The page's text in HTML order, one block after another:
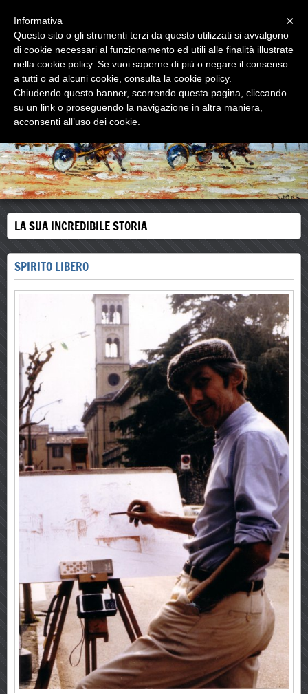
WOODNS
L'ultimo MAESTRO di strada
LA SUA INCREDIBILE STORIA
SPIRITO LIBERO
×
Informativa
Questo sito o gli strumenti terzi da questo utilizzati si avvalgono
di cookie necessari al funzionamento ed utili alle finalità illustrate
nella cookie policy. Se vuoi saperne di più o negare il consenso
a tutti o ad alcuni cookie, consulta la cookie policy.
Chiudendo questo banner, scorrendo questa pagina, cliccando
su un link o proseguendo la navigazione in altra maniera,
acconsenti all’uso dei cookie.